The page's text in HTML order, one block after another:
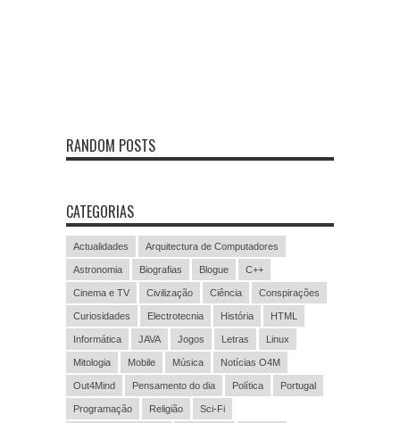
RANDOM POSTS
CATEGORIAS
Actualidades Arquitectura de Computadores
Astronomia Biografias Blogue C++
Cinema e TV Civilização Ciência Conspirações
Curiosidades Electrotecnia História HTML
Informática JAVA Jogos Letras Linux
Mitologia Mobile Música Notícias O4M
Out4Mind Pensamento do dia Política Portugal
Programação Religião Sci-Fi